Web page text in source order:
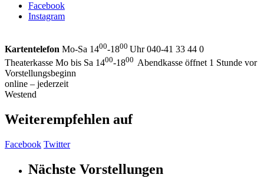
Facebook
Instagram
Kartentelefon Mo-Sa 1400-1800 Uhr 040-41 33 44 0
Theaterkasse Mo bis Sa 1400-1800 Abendkasse öffnet 1 Stunde vor
Vorstellungsbeginn
online – jederzeit
Westend
Weiterempfehlen auf
Facebook Twitter
Nächste Vorstellungen